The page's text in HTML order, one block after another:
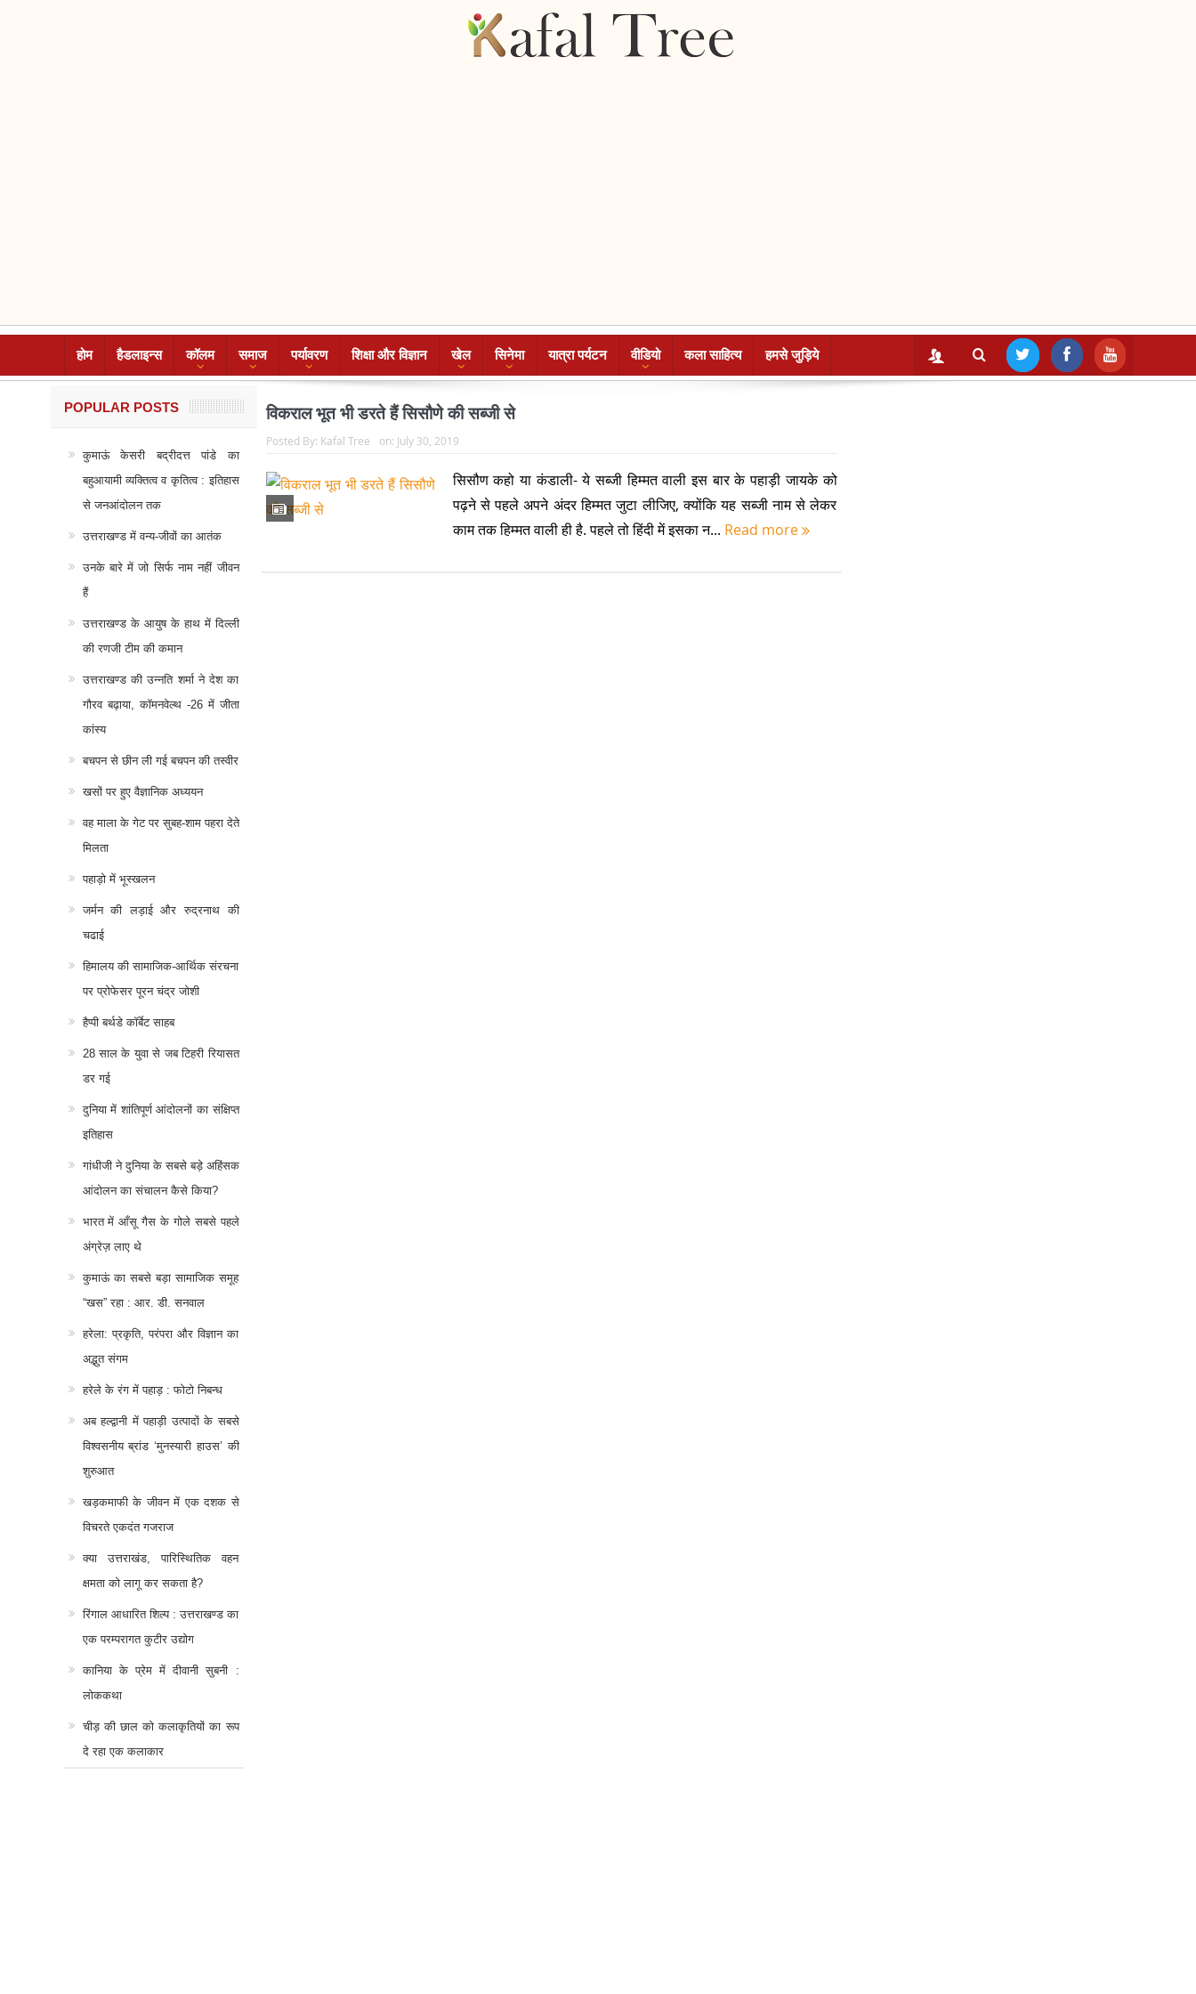
होम हैडलाइन्स कॉलम समाज पर्यावरण शिक्षा और विज्ञान खेल सिनेमा यात्रा पर्यटन वीडियो कला साहित्य हमसे जुड़िये
विकराल भूत भी डरते हैं सिसौणे की सब्जी से
Posted By: Kafal Tree on: July 30, 2019
सिसौण कहो या कंडाली- ये सब्जी हिम्मत वाली इस बार के पहाड़ी जायके को
पढ़ने से पहले अपने अंदर हिम्मत जुटा लीजिए, क्योंकि यह सब्जी नाम से लेकर
काम तक हिम्मत वाली ही है. पहले तो हिंदी में इसका न... Read more
POPULAR POSTS
कुमाऊं केसरी बद्रीदत्त पांडे का
बहुआयामी व्यक्तित्व व कृतित्व : इतिहास
से जनआंदोलन तक
उत्तराखण्ड में वन्य-जीवों का आतंक
उनके बारे में जो सिर्फ नाम नहीं जीवन
हैं
उत्तराखण्ड के आयुष के हाथ में दिल्ली
की रणजी टीम की कमान
उत्तराखण्ड की उन्नति शर्मा ने देश का
गौरव बढ़ाया, कॉमनवेल्थ -26 में जीता
कांस्य
बचपन से छीन ली गई बचपन की तस्वीर
खसों पर हुए वैज्ञानिक अध्ययन
वह माला के गेट पर सुबह-शाम पहरा देते
मिलता
पहाड़ो में भूस्खलन
जर्मन की लड़ाई और रुद्रनाथ की
चढाई
हिमालय की सामाजिक-आर्थिक संरचना
पर प्रोफेसर पूरन चंद्र जोशी
हैप्पी बर्थडे कॉर्बेट साहब
28 साल के युवा से जब टिहरी रियासत
डर गई
दुनिया में शांतिपूर्ण आंदोलनों का संक्षिप्त
इतिहास
गांधीजी ने दुनिया के सबसे बड़े अहिंसक
आंदोलन का संचालन कैसे किया?
भारत में आँसू गैस के गोले सबसे पहले
अंग्रेज़ लाए थे
कुमाऊं का सबसे बड़ा सामाजिक समूह
“खस” रहा : आर. डी. सनवाल
हरेला: प्रकृति, परंपरा और विज्ञान का
अद्भुत संगम
हरेले के रंग में पहाड़ : फोटो निबन्ध
अब हल्द्वानी में पहाड़ी उत्पादों के सबसे
विश्वसनीय ब्रांड ‘मुनस्यारी हाउस’ की
शुरुआत
खड़कमाफी के जीवन में एक दशक से
विचरते एकदंत गजराज
क्या उत्तराखंड, पारिस्थितिक वहन
क्षमता को लागू कर सकता है?
रिंगाल आधारित शिल्प : उत्तराखण्ड का
एक परम्परागत कुटीर उद्योग
कानिया के प्रेम में दीवानी सुबनी :
लोककथा
चीड़ की छाल को कलाकृतियों का रूप
दे रहा एक कलाकार